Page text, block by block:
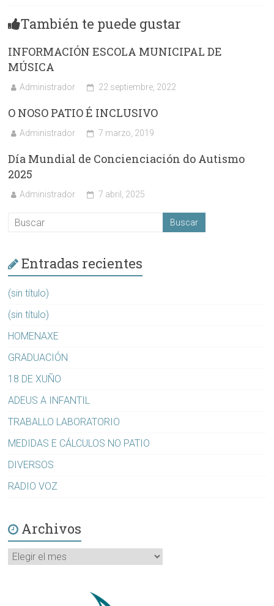
También te puede gustar
INFORMACIÓN ESCOLA MUNICIPAL DE
MÚSICA
Administrador 22 septiembre, 2022
O NOSO PATIO É INCLUSIVO
Administrador 7 marzo, 2019
Día Mundial de Concienciación do Autismo
2025
Administrador 7 abril, 2025
Entradas recientes
(sin título)
(sin título)
HOMENAXE
GRADUACIÓN
18 DE XUÑO
ADEUS A INFANTIL
TRABALLO LABORATORIO
MEDIDAS E CÁLCULOS NO PATIO
DIVERSOS
RADIO VOZ
Archivos
Archivos